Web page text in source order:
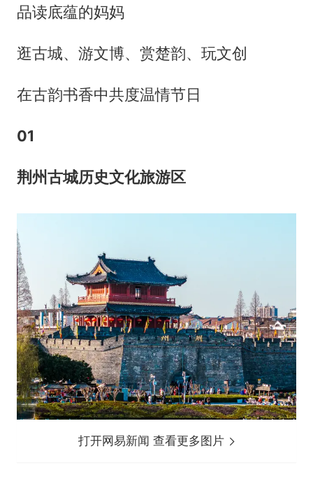
品读底蕴的妈妈
逛古城、游文博、赏楚韵、玩文创
在古韵书香中共度温情节日
01
荆州古城历史文化旅游区
打开网易新闻 查看更多图片